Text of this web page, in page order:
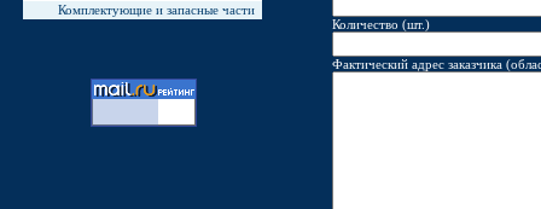
Комплектующие и запасные части
Количество (шт.)
Фактический адрес заказчика